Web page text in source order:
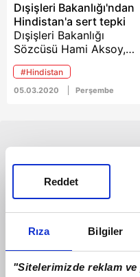
Rıza Bilgiler
"Sitelerimizde reklam
Reddet
Dışişleri Bakanlığı'ndan
Hindistan'a sert tepki
Dışişleri Bakanlığı
Sözcüsü Hami Aksoy,
Hindistan Dışişleri
Sözcüsünün,
Hindistan'ın başkenti
Tayyip Erdoğan'ın
inkar etme çabasıyla
yapılmış haddini aşan
sorumsuz beyanlar"
olduğunu vurguladı.
#Hindistan
05.03.2020 Perşembe